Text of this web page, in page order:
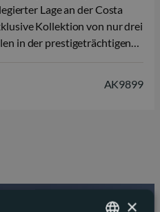
Lage an der Costa
Kollektion von nur drei
in der prestigeträchtigen
bieten diese eleganten
AK9899
×